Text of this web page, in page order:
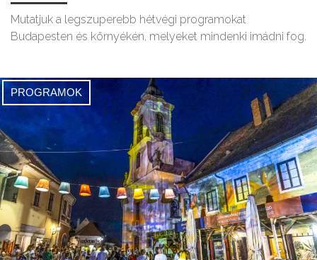
Mutatjuk a legszuperebb hétvégi programokat
Budapesten és környékén, melyeket mindenki imádni fog.
PROGRAMOK